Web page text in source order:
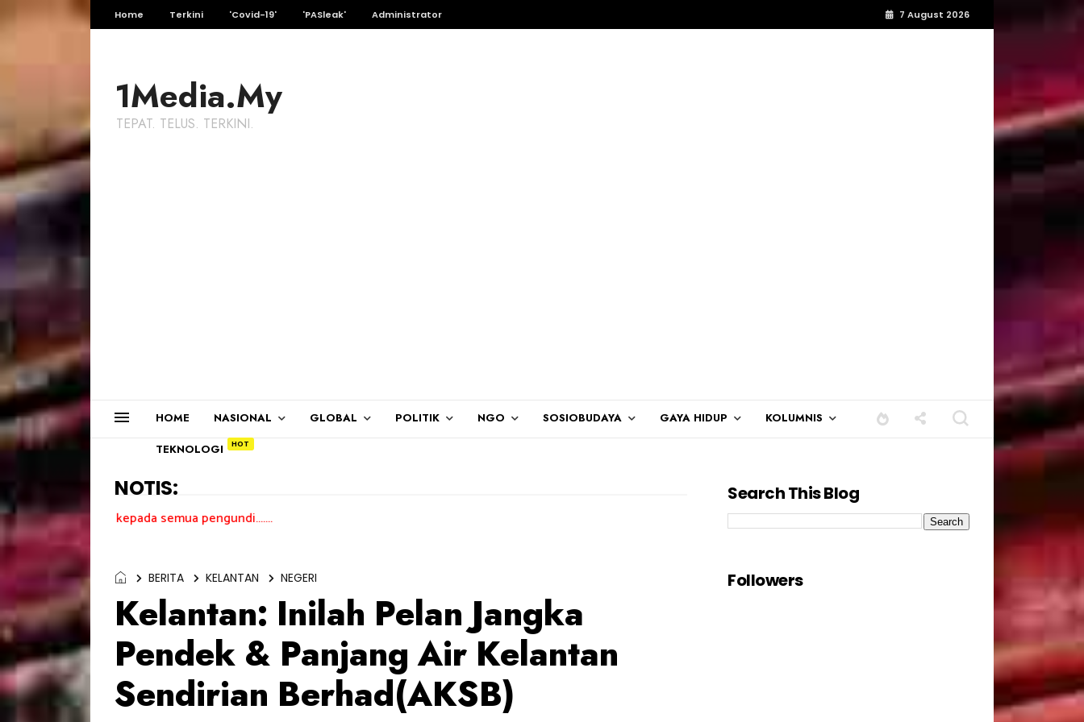
Home Terkini 'Covid-19' 'PASleak' Administrator 7 August 2026
1Media.My
TEPAT. TELUS. TERKINI.
HOME NASIONAL GLOBAL POLITIK NGO SOSIOBUDAYA GAYA HIDUP KOLUMNIS
TEKNOLOGI
NOTIS:
kasih kepada semua pengundi.......
BERITA KELANTAN NEGERI
Kelantan: Inilah Pelan Jangka
Pendek & Panjang Air Kelantan
Sendirian Berhad(AKSB)
Search This Blog
Followers